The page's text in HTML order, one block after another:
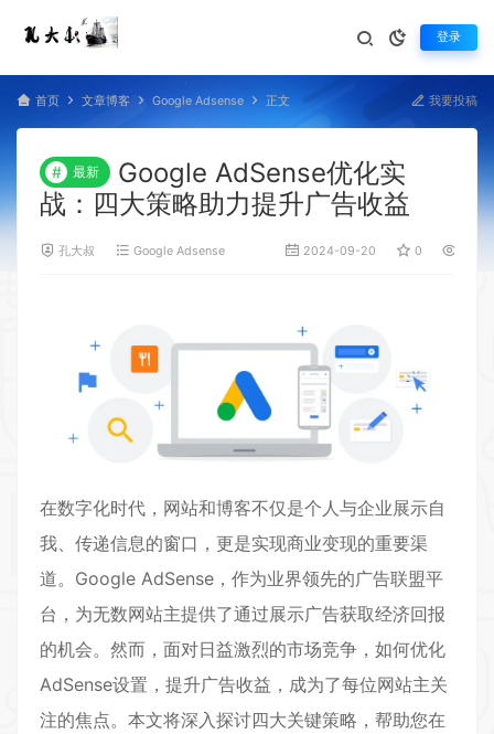
登录
首页 文章博客 Google Adsense 正文 我要投稿
# 最新
Google AdSense优化实
战：四大策略助力提升广告收益
孔大叔 Google Adsense 2024-09-20 0
在数字化时代，网站和博客不仅是个人与企业展示自
我、传递信息的窗口，更是实现商业变现的重要渠
道。Google AdSense，作为业界领先的广告联盟平
台，为无数网站主提供了通过展示广告获取经济回报
的机会。然而，面对日益激烈的市场竞争，如何优化
AdSense设置，提升广告收益，成为了每位网站主关
注的焦点。本文将深入探讨四大关键策略，帮助您在